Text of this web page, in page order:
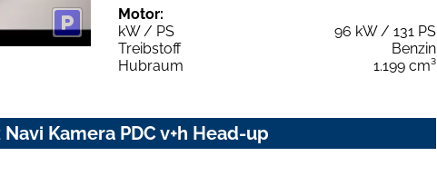
Motor:
kW / PS
96 kW / 131 PS
Treibstoff
Benzin
Hubraum
1.199 cm³
Kamera PDC v+h Head-up